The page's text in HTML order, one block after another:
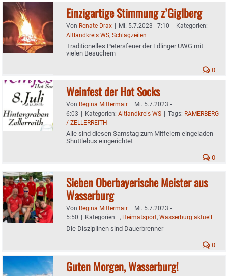
Einzigartige Stimmung z’Giglberg
Von Renate Drax | Mi. 5.7.2023 - 7:10 | Kategorien:
Altlandkreis WS, Schlagzeilen
Traditionelles Petersfeuer der Edlinger ÜWG mit
vielen Besuchern
0
Weinfest der Hot Socks
Von Regina Mittermair | Mi. 5.7.2023 -
6:03 | Kategorien: Altlandkreis WS | Tags: RAMERBERG
/ ZELLERREITH
Alle sind diesen Samstag zum Mitfeiern eingeladen -
Shuttlebus eingerichtet
0
Sieben Oberbayerische Meister aus
Wasserburg
Von Regina Mittermair | Mi. 5.7.2023 -
5:50 | Kategorien: ., Heimatsport, Wasserburg aktuell
Die Disziplinen sind Dauerbrenner
0
Guten Morgen, Wasserburg!